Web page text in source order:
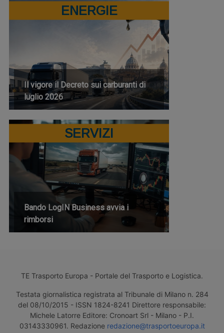
ENERGIE
Il vigore il Decreto sui carburanti di
luglio 2026
SERVIZI
Bando LogIN Business avvia i
rimborsi
TE Trasporto Europa - Portale del Trasporto e Logistica.
Testata giornalistica registrata al Tribunale di Milano n. 284
del 08/10/2015 - ISSN 1824-8241 Direttore responsabile:
Michele Latorre Editore: Cronoart Srl - Milano - P.I.
03143330961. Redazione redazione@trasportoeuropa.it